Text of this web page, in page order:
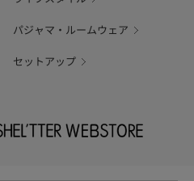
パジャマ・ルームウェア
セットアップ